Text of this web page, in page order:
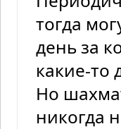
тогда
день за
какие-то
Но
никогда